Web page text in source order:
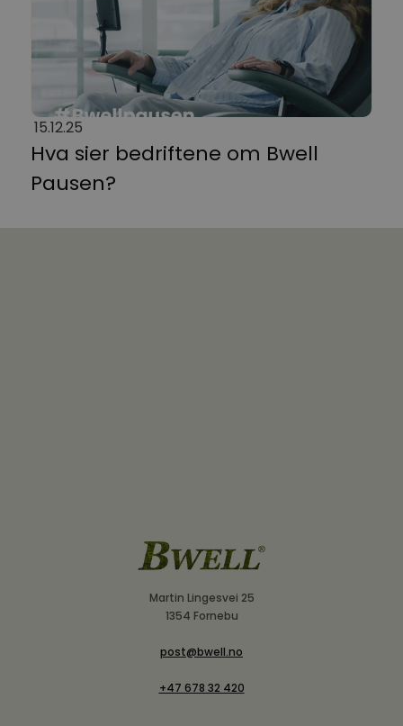
15.12.25
Hva sier bedriftene om Bwell
Pausen?
Martin Lingesvei 25
1354 Fornebu
post@bwell.no
+47 678 32 420